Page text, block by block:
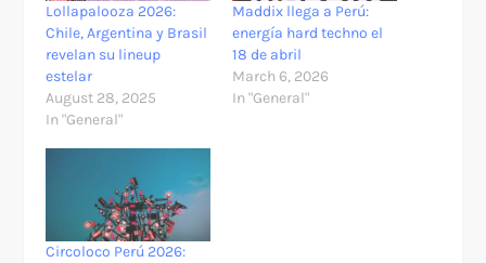
Lollapalooza 2026:
Chile, Argentina y Brasil
revelan su lineup
estelar
August 28, 2025
In "General"
Maddix llega a Perú:
energía hard techno el
18 de abril
March 6, 2026
In "General"
Circoloco Perú 2026: